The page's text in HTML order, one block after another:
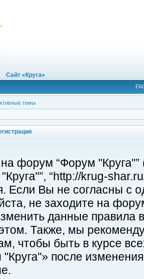
Сайт «Круга»
темы
форум “Форум
“http://krug-
Если Вы не согласны с
не заходите на
данные правила
Также, мы
чтобы быть в курсе
после